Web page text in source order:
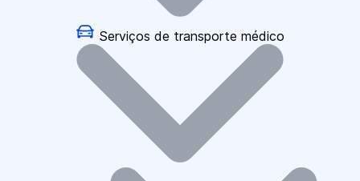
Serviços de transporte médico